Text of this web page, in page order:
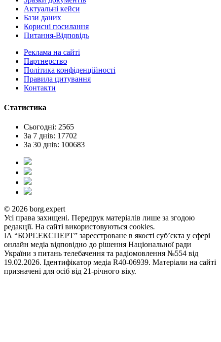
Актуальні кейси
Бази даних
Корисні посилання
Питання-Відповідь
Реклама на сайтi
Партнерство
Політика конфіденційності
Правила цитування
Контакти
Статистика
Сьогодні: 2565
За 7 днів: 17702
За 30 днів: 100683
© 2026 borg.expert
Усі права захищені. Передрук матеріалів лише за згодою
редакції. На сайті використовуються cookies.
ІА “БОРГ.ЕКСПЕРТ” зареєстроване в якості суб’єкта у сфері
онлайн медіа відповідно до рішення Національної ради
України з питань телебачення та радіомовлення №554 від
19.02.2026. Ідентифікатор медіа R40-06939. Матеріали на сайті
призначені для осіб від 21-річного віку.